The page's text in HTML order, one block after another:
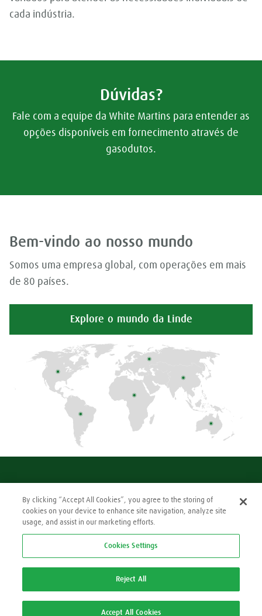
cada indústria.
Dúvidas?
Fale com a equipe da White Martins para entender as
opções disponíveis em fornecimento através de
gasodutos.
Bem-vindo ao nosso mundo
Somos uma empresa global, com operações em mais
de 80 países.
Explore o mundo da Linde
Aviso de Privacidade
By clicking “Accept All Cookies”, you agree to the storing of
cookies on your device to enhance site navigation, analyze site
usage, and assist in our marketing efforts.
Cookies Settings
Reject All
Accept All Cookies